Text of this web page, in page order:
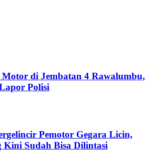
Motor di Jembatan 4 Rawalumbu,
Polisi
Pemotor Gegara Licin,
Kini Sudah Bisa Dilintasi